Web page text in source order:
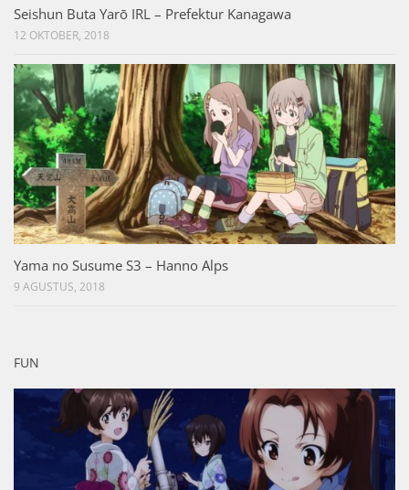
Seishun Buta Yarō IRL – Prefektur Kanagawa
12 OKTOBER, 2018
Yama no Susume S3 – Hanno Alps
9 AGUSTUS, 2018
FUN